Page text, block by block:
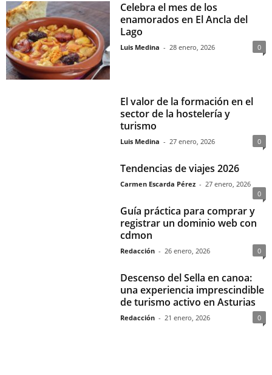
Celebra el mes de los
enamorados en El Ancla del
Lago
Luis Medina - 28 enero, 2026 0
El valor de la formación en el
sector de la hostelería y
turismo
Luis Medina - 27 enero, 2026 0
Tendencias de viajes 2026
Carmen Escarda Pérez - 27 enero, 2026
0
Guía práctica para comprar y
registrar un dominio web con
cdmon
Redacción - 26 enero, 2026 0
Descenso del Sella en canoa:
una experiencia imprescindible
de turismo activo en Asturias
Redacción - 21 enero, 2026 0